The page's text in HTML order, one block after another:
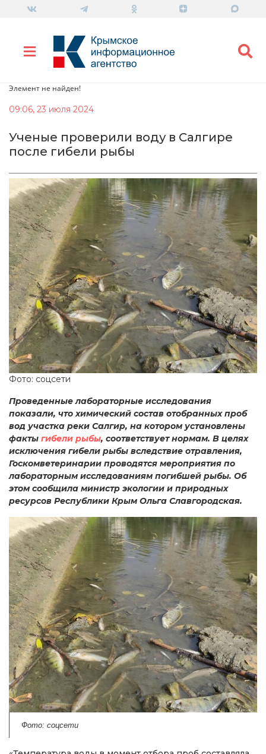
Элемент не найден!
09:06, 23 июля 2024
Ученые проверили воду в Салгире
после гибели рыбы
Фото: соцсети
Проведенные лабораторные исследования
показали, что химический состав отобранных проб
вод участка реки Салгир, на котором установлены
факты гибели рыбы, соответствует нормам. В целях
исключения гибели рыбы вследствие отравления,
Госкомветеринарии проводятся мероприятия по
лабораторным исследованиям погибшей рыбы. Об
этом сообщила министр экологии и природных
ресурсов Республики Крым Ольга Славгородская.
Фото: соцсети